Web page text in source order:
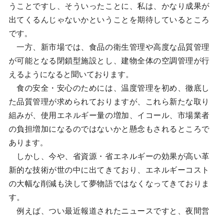
うことですし、そういったことに、私は、かなり成果が
出てくるんじゃないかということを期待しているところ
です。
一方、新市場では、食品の衛生管理や高度な品質管理
が可能となる閉鎖型施設とし、建物全体の空調管理が行
えるようになると聞いております。
食の安全・安心のためには、温度管理を初め、徹底し
た品質管理が求められておりますが、これら新たな取り
組みが、使用エネルギー量の増加、イコール、市場業者
の負担増加になるのではないかと懸念もされるところで
あります。
しかし、今や、省資源・省エネルギーの効果が高い革
新的な技術が世の中に出てきており、エネルギーコスト
の大幅な削減も決して夢物語ではなくなってきておりま
す。
例えば、つい最近報道されたニュースですと、夜間営